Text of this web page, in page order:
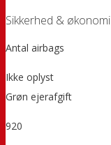
Sikkerhed & økonomi
Antal airbags
Ikke oplyst
Grøn ejerafgift
920